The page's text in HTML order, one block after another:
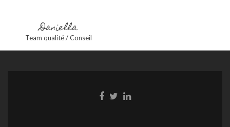
Daniella
Team qualité / Conseil